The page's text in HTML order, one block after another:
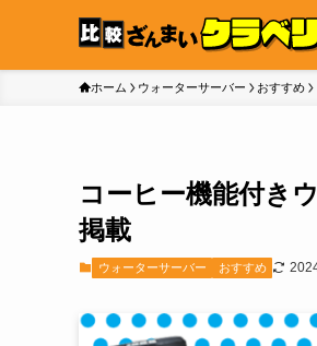
ホーム ウォーターサーバー おすすめ
コーヒー機能付き
掲載
ウォーターサーバー おすすめ